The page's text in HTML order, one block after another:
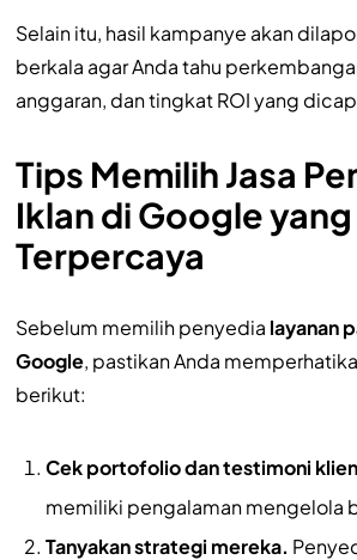
Selain itu, hasil kampanye akan
berkala agar Anda tahu
anggaran, dan tingkat ROI yang
Tips Memilih Jasa
Iklan di Google yang
Terpercaya
Sebelum memilih penyedia layanan
Google, pastikan Anda
berikut:
Cek portofolio dan testimoni
memiliki pengalaman mengelola
Tanyakan strategi mereka.